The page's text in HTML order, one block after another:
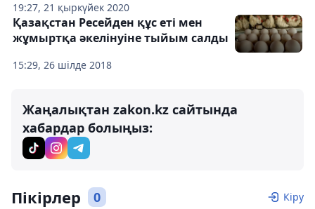
19:27, 21 қыркүйек 2020
15:29, 26 шілде 2018
Қазақстан Ресейден құс еті мен
жұмыртқа әкелінуіне тыйым салды
Жаңалықтан zakon.kz сайтында
хабардар болыңыз:
Пікірлер 0 Кіру